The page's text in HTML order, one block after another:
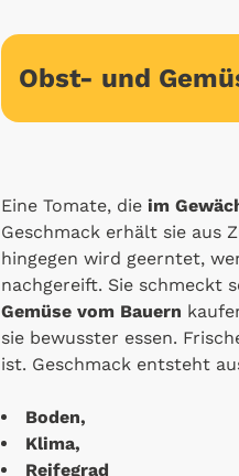
Obst- und
Eine Tomate, die im
Geschmack erhält sie aus
hingegen wird geerntet,
nachgereift. Sie schmeckt
Gemüse vom Bauern
sie bewusster essen.
ist. Geschmack entsteht
Boden,
Klima,
Reifegrad